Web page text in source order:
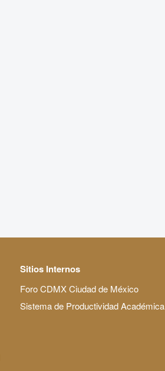
Sitios Internos
Foro CDMX Ciudad de México
Sistema de Productividad Académica